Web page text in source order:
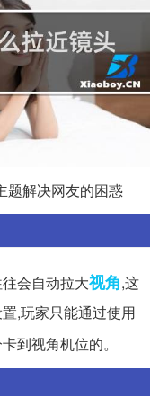
题解决网友的困惑
会自动拉大视角,这
,玩家只能通过使用
到视角机位的。